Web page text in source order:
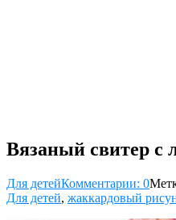
Вязаный свитер с
Для детейКомментарии: 0
Для детей, жаккардовый